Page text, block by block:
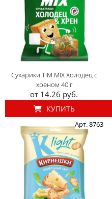
Сухарики TIM MIX Холодец с
хреном 40 г
от 14.26 руб.
КУПИТЬ
Арт. 8763